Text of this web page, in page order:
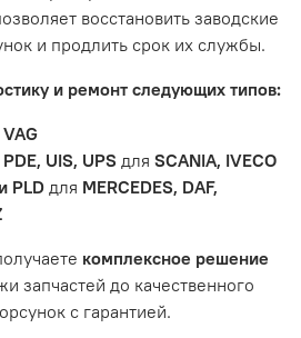
материалом, который
сцепления, свечи зажигания
ДТП, неправильной установкой
системы или системы
восстановить заводские
и продлить срок их службы.
и ремонт следующих типов:
UIS, UPS для SCANIA, IVECO
PLD для MERCEDES, DAF,
комплексное решение
запчастей до качественного
с гарантией.